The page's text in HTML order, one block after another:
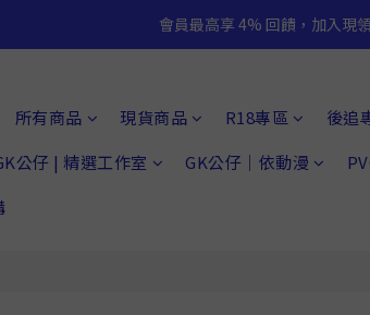
會員最高享 4% 回饋，加入現
所有商品 現貨商品 R18專區 後追
公仔 | 精選工作室 GK公仔｜依動漫